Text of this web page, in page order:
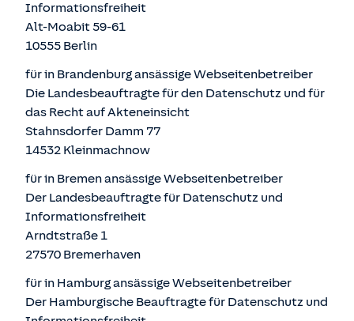
Informationsfreiheit
Alt-Moabit 59-61
10555 Berlin
für in Brandenburg ansässige Webseitenbetreiber
Die Landesbeauftragte für den Datenschutz und für
das Recht auf Akteneinsicht
Stahnsdorfer Damm 77
14532 Kleinmachnow
für in Bremen ansässige Webseitenbetreiber
Der Landesbeauftragte für Datenschutz und
Informationsfreiheit
Arndtstraße 1
27570 Bremerhaven
für in Hamburg ansässige Webseitenbetreiber
Der Hamburgische Beauftragte für Datenschutz und